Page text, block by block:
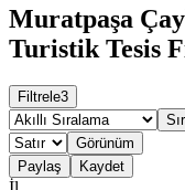
Muratpaşa
Turistik Tesis
Filtrele3
Görünüm
Paylaş
Kaydet